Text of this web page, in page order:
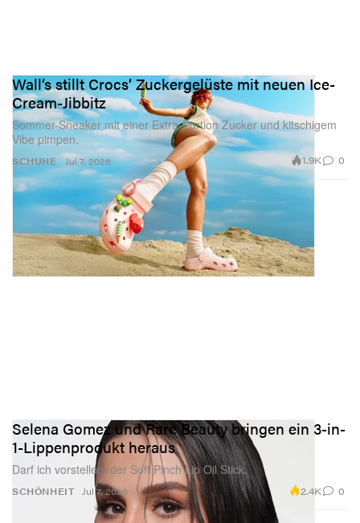
SCHUHE
Wall’s stillt Crocs’ Zuckergelüste mit neuen Ice-
Cream-Jibbitz
Sommer-Sneaker mit einer Extra-Portion Zucker und kitschigem
Vibe pimpen.
Jul 7, 2026 1.9K 0
SCHÖNHEIT
Selena Gomez und Rare Beauty bringen ein 3-in-
1-Lippenprodukt heraus
Darf ich vorstellen: der Soft Pinch Lip Oil Stick.
Jul 7, 2026 2.4K 0